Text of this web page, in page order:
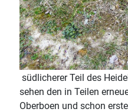
südlicherer Teil des
sehen den in Teilen
Oberboen und schon